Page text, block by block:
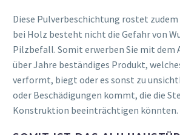
Diese Pulverbeschichtung rostet zudem
bei Holz besteht nicht die Gefahr von
Pilzbefall. Somit erwerben Sie mit dem
über Jahre beständiges Produkt,
verformt, biegt oder es sonst zu
oder Beschädigungen kommt, die die
Konstruktion beeinträchtigen könnten.